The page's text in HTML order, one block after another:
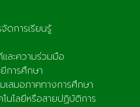
ดการเรียนรู้
ละความร่วมมือ
การศึกษา
เสมอภาคทางการศึกษา
นโลยีหรือสายปฏิบัติการ